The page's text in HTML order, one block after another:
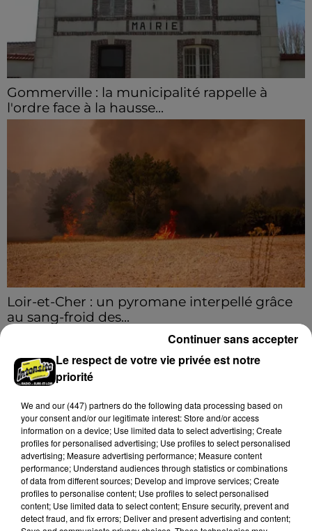
Gommerville : la municipalité rappelle à
l'ordre face à la hausse...
Incrustation de déchets, déjections sur les sites
hausse des incivilités, la mairie de Gommerville
hausse...
Loir-et-Cher : un pyromane interpellé grâce
au sang-froid des...
Samedi 25 juillet, plus d'une dizaine de feux de
champs et de sous-bois ont été déclenchés dans le
secteur de Fontaine-les-Côteaux, Montoire et Lunay.
Grâce...
A LA UNE
Le respect de votre vie privée est notre
priorité
We and our (447) partnersdo the following data processing based on
your consent and/or our legitimate interest: Store and/or access
information on a device; Use limited data to select advertising; Create
profiles for personalised advertising; Use profiles to select personalised
advertising; Measure advertising performance; Measure content
performance; Understand audiences through statistics or combinations
of data from different sources; Develop and improve services; Create
profiles to personalise content; Use profiles to select personalised
content; Use limited data to select content; Ensure security, prevent and
detect fraud, and fix errors; Deliver and present advertising and content;
Continuer sans accepter